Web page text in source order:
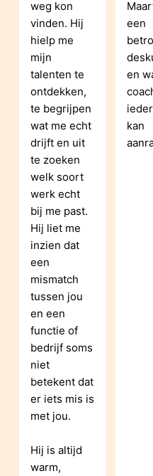
weg kon
vinden. Hij
hielp me
mijn
talenten te
ontdekken,
te begrijpen
wat me echt
drijft en uit
te zoeken
welk soort
werk echt
bij me past.
Hij liet me
inzien dat
een
mismatch
tussen jou
en een
functie of
bedrijf soms
niet
betekent dat
er iets mis is
met jou.
Hij is altijd
warm,
een
en
kan